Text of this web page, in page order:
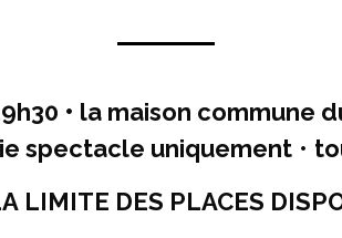
• la maison commune
spectacle uniquement •
LIMITE DES PLACES